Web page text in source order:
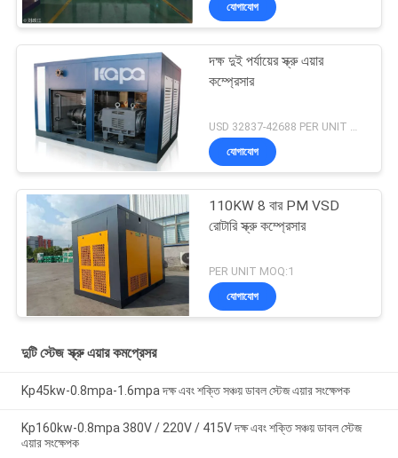
যোগাযোগ
দক্ষ দুই পর্যায়ের স্ক্রু এয়ার
কম্প্রেসার
USD 32837-42688 PER UNIT MOQ:1
যোগাযোগ
110KW 8 বার PM VSD
রোটারি স্ক্রু কম্প্রেসার
PER UNIT MOQ:1
যোগাযোগ
দুটি স্টেজ স্ক্রু এয়ার কমপ্রেসর
Kp45kw-0.8mpa-1.6mpa দক্ষ এবং শক্তি সঞ্চয় ডাবল স্টেজ এয়ার সংক্ষেপক
Kp160kw-0.8mpa 380V / 220V / 415V দক্ষ এবং শক্তি সঞ্চয় ডাবল স্টেজ
এয়ার সংক্ষেপক